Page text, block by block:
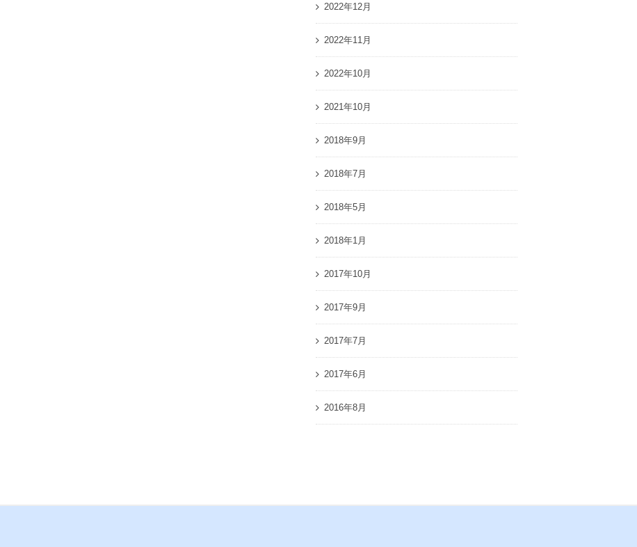
2022年12月
2022年11月
2022年10月
2021年10月
2018年9月
2018年7月
2018年5月
2018年1月
2017年10月
2017年9月
2017年7月
2017年6月
2016年8月